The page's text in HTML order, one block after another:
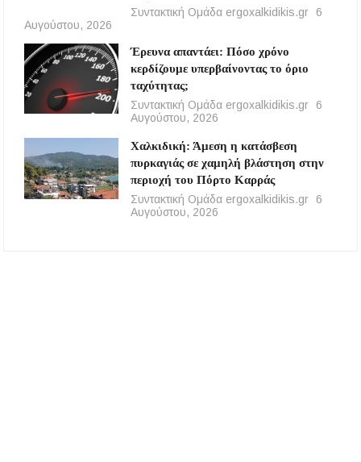
Συντακτική Ομάδα ergoxalkidikis.gr
6
Αυγούστου, 2026
Έρευνα απαντάει: Πόσο χρόνο
κερδίζουμε υπερβαίνοντας το όριο
ταχύτητας;
Συντακτική Ομάδα ergoxalkidikis.gr
6
Αυγούστου, 2026
Χαλκιδική: Άμεση η κατάσβεση
πυρκαγιάς σε χαμηλή βλάστηση στην
περιοχή του Πόρτο Καρράς
Συντακτική Ομάδα ergoxalkidikis.gr
6
Αυγούστου, 2026